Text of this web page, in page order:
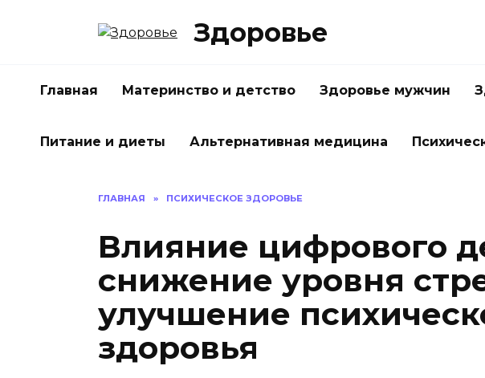
Здоровье
Главная Материнство и детство Здоровье мужчин
Питание и диеты Альтернативная медицина
ГЛАВНАЯ » ПСИХИЧЕСКОЕ ЗДОРОВЬЕ
Влияние цифрового
снижение уровня
улучшение
здоровья